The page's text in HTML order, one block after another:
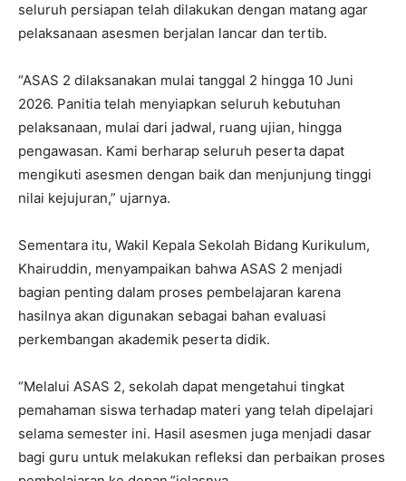
seluruh persiapan telah dilakukan dengan matang agar
pelaksanaan asesmen berjalan lancar dan tertib.
“ASAS 2 dilaksanakan mulai tanggal 2 hingga 10 Juni
2026. Panitia telah menyiapkan seluruh kebutuhan
pelaksanaan, mulai dari jadwal, ruang ujian, hingga
pengawasan. Kami berharap seluruh peserta dapat
mengikuti asesmen dengan baik dan menjunjung tinggi
nilai kejujuran,” ujarnya.
Sementara itu, Wakil Kepala Sekolah Bidang Kurikulum,
Khairuddin, menyampaikan bahwa ASAS 2 menjadi
bagian penting dalam proses pembelajaran karena
hasilnya akan digunakan sebagai bahan evaluasi
perkembangan akademik peserta didik.
“Melalui ASAS 2, sekolah dapat mengetahui tingkat
pemahaman siswa terhadap materi yang telah dipelajari
selama semester ini. Hasil asesmen juga menjadi dasar
bagi guru untuk melakukan refleksi dan perbaikan proses